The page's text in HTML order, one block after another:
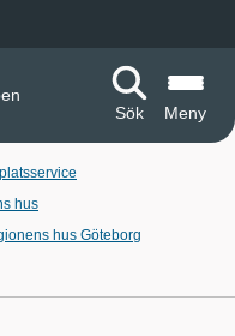
Sök
Meny
hus
hus Göteborg